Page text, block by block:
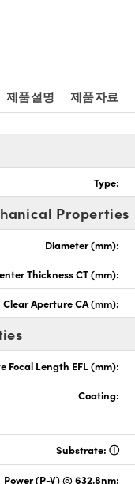
제품설명 제품자료
Type:
Properties
Diameter (mm):
Thickness CT (mm):
Clear Aperture CA (mm):
Focal Length EFL (mm):
Coating:
Substrate:
Power (P-V) @ 632.8nm: